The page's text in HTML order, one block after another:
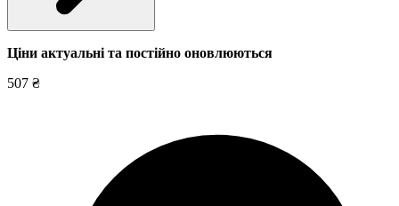
Ціни актуальні та постійно оновлюються
507 ₴